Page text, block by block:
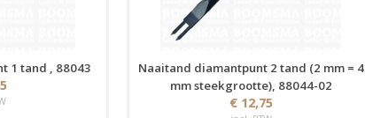
1 tand , 88043
Naaitand diamantpunt 2 tand (2 mm = 4
mm steekgrootte), 88044-02
€ 12,75